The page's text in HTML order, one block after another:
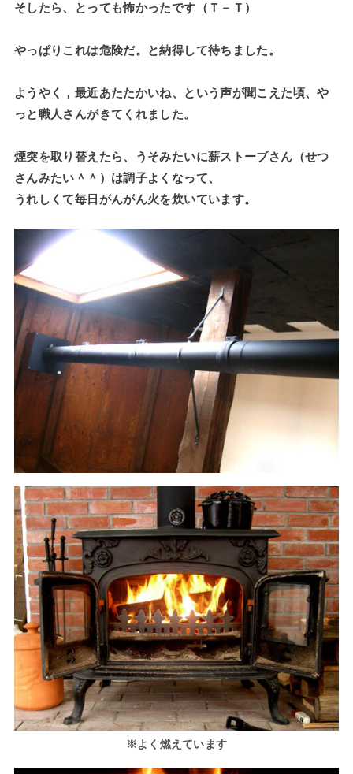
そしたら、とっても怖かったです（Ｔ－Ｔ）
やっぱりこれは危険だ。と納得して待ちました。
ようやく，最近あたたかいね、という声が聞こえた頃、や
っと職人さんがきてくれました。
煙突を取り替えたら、うそみたいに薪ストーブさん（せつ
さんみたい＾＾）は調子よくなって、
うれしくて毎日がんがん火を炊いています。
※よく燃えています